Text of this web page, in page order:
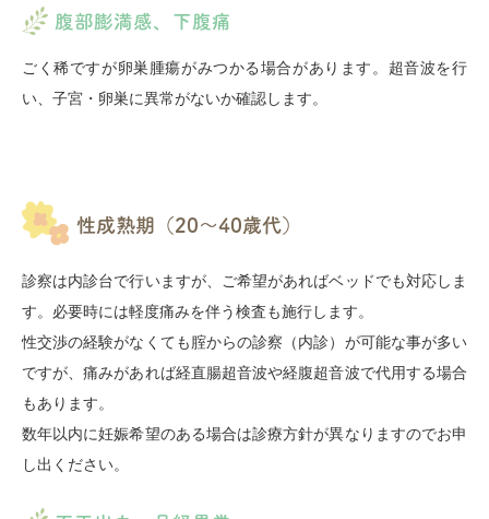
腹部膨満感、下腹痛
ごく稀ですが卵巣腫瘍がみつかる場合があります。超音波を行
い、子宮・卵巣に異常がないか確認します。
性成熟期（20～40歳代）
診察は内診台で行いますが、ご希望があればベッドでも対応しま
す。必要時には軽度痛みを伴う検査も施行します。
性交渉の経験がなくても腟からの診察（内診）が可能な事が多い
ですが、痛みがあれば経直腸超音波や経腹超音波で代用する場合
もあります。
数年以内に妊娠希望のある場合は診療方針が異なりますのでお申
し出ください。